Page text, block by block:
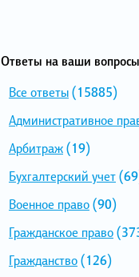
Ответы на ваши
Все ответы(15885)
Административное
Арбитраж(19)
Бухгалтерский учет
Военное право(90)
Гражданское право
Гражданство(126)